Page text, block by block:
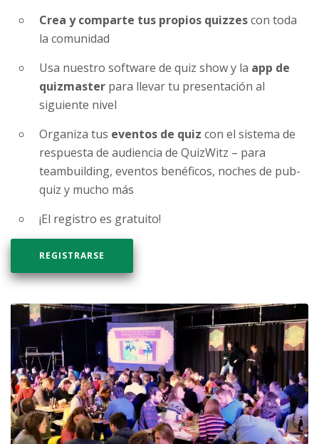
Crea y comparte tus propios quizzescon toda
la comunidad
Usa nuestro software de quiz show y la app de
quizmaster para llevar tu presentación al
siguiente nivel
Organiza tus eventos de quiz con el sistema de
respuesta de audiencia de QuizWitz – para
teambuilding, eventos benéficos, noches de pub-
quiz y mucho más
¡El registro es gratuito!
REGISTRARSE